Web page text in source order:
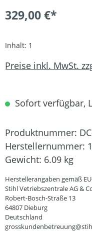
329,00 €*
Inhalt: 1
Preise inkl. MwSt.
Sofort verfügbar,
Produktnummer:
Herstellernummer:
Gewicht: 6.09 kg
Herstellerangaben gemäß
Stihl Vetriebszentrale AG &
Robert-Bosch-Straße 13
64807 Dieburg
Deutschland